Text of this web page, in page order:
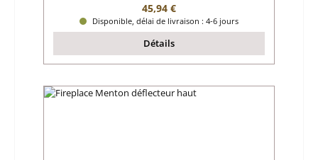
Prix régulier :
45,94 €
Disponible, délai de livraison : 4-6 jours
Détails